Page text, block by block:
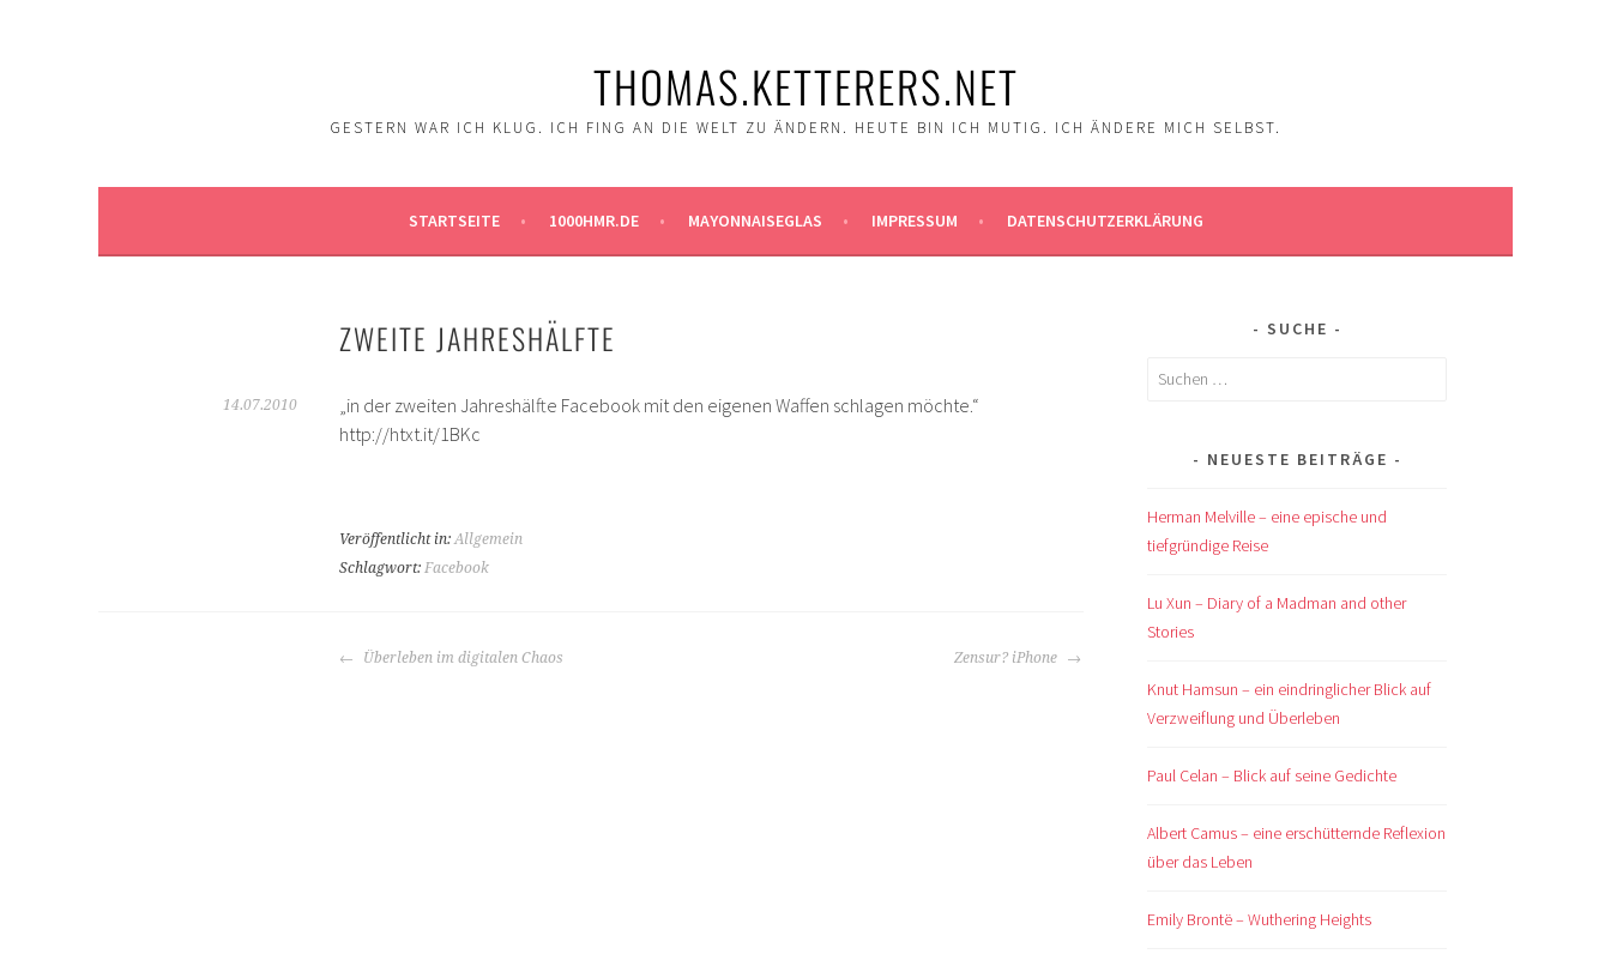
THOMAS.KETTERERS.NET
GESTERN WAR ICH KLUG. ICH FING AN DIE WELT ZU ÄNDERN. HEUTE BIN ICH MUTIG. ICH ÄNDERE MICH SELBST.
STARTSEITE 1000HMR.DE MAYONNAISEGLAS IMPRESSUM DATENSCHUTZERKLÄRUNG
ZWEITE JAHRESHÄLFTE
14.07.2010
„in der zweiten Jahreshälfte Facebook mit den eigenen Waffen schlagen möchte.“
http://htxt.it/1BKc
Veröffentlicht in:Allgemein
Schlagwort: Facebook
BEITRAGS-
Überleben im digitalen Chaos Zensur? iPhone
SUCHE
Suchen
NEUESTE BEITRÄGE
Herman Melville – eine epische und
tiefgründige Reise
Lu Xun – Diary of a Madman and other
Stories
Knut Hamsun – ein eindringlicher Blick auf
Verzweiflung und Überleben
Paul Celan – Blick auf seine Gedichte
Albert Camus – eine erschütternde Reflexion
über das Leben
Emily Brontë – Wuthering Heights